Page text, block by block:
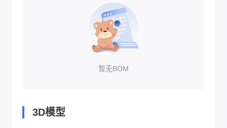
暂无BOM
3D模型